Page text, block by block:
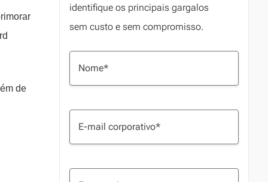
de
identifique os principais gargalos
sem custo e sem compromisso.